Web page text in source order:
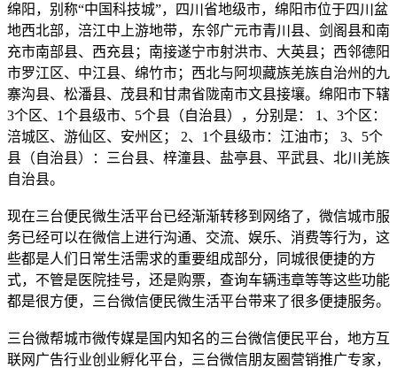
绵阳，别称“中国科技城”，四川省地级市，绵阳市位于四川盆
地西北部，涪江中上游地带，东邻广元市青川县、剑阁县和南
充市南部县、西充县；南接遂宁市射洪市、大英县；西邻德阳
市罗江区、中江县、绵竹市；西北与阿坝藏族羌族自治州的九
寨沟县、松潘县、茂县和甘肃省陇南市文县接壤。绵阳市下辖
3个区、1个县级市、5个县（自治县），分别是： 1、3个区：
涪城区、游仙区、安州区； 2、1个县级市：江油市； 3、5个
县（自治县）：三台县、梓潼县、盐亭县、平武县、北川羌族
自治县。
现在三台便民微生活平台已经渐渐转移到网络了，微信城市服
务已经可以在微信上进行沟通、交流、娱乐、消费等行为，这
些都是人们日常生活需求的重要组成部分，同城很便捷的方
式，不管是医院挂号，还是购票，查询车辆违章等等这些功能
都是很方便，三台微信便民微生活平台带来了很多便捷服务。
三台微帮城市微传媒是国内知名的三台微信便民平台，地方互
联网广告行业创业孵化平台，三台微信朋友圈营销推广专家，